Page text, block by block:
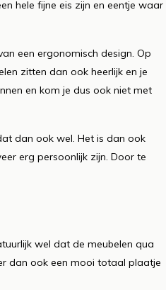
hele fijne eis zijn en eentje waar
een ergonomisch design. Op
zitten dan ook heerlijk en je
en kom je dus ook niet met
dan ook wel. Het is dan ook
erg persoonlijk zijn. Door te
wel dat de meubelen qua
dan ook een mooi totaal plaatje